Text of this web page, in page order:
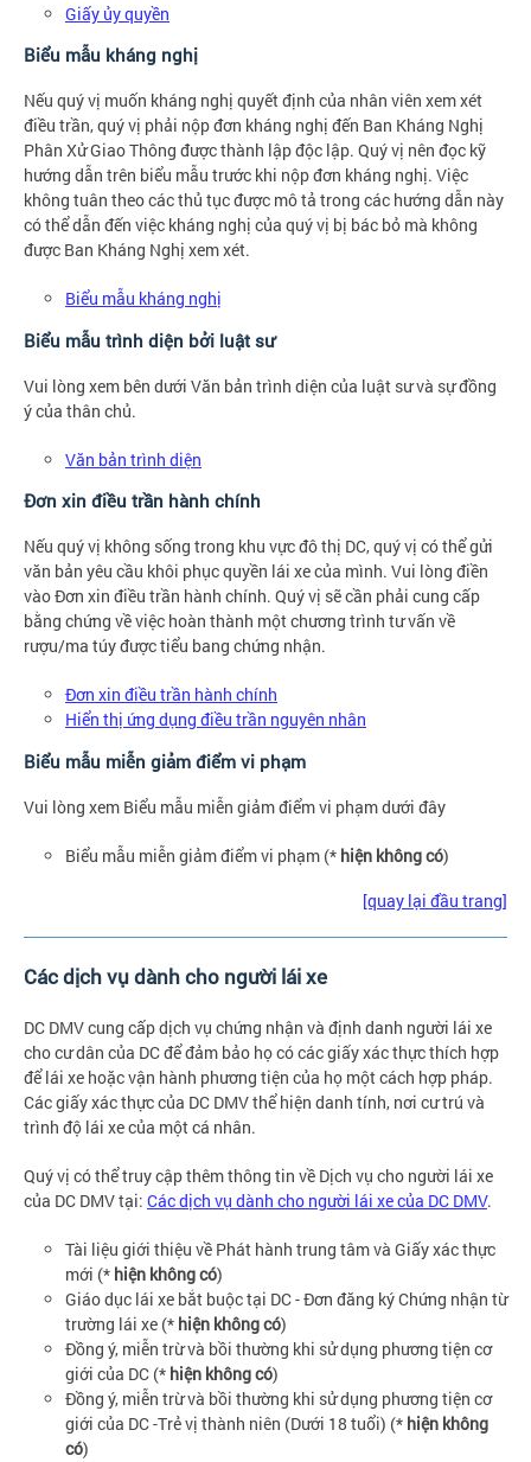
Giấy ủy quyền
Biểu mẫu kháng nghị
Nếu quý vị muốn kháng nghị quyết định của nhân viên xem xét
điều trần, quý vị phải nộp đơn kháng nghị đến Ban Kháng Nghị
Phân Xử Giao Thông được thành lập độc lập. Quý vị nên đọc kỹ
hướng dẫn trên biểu mẫu trước khi nộp đơn kháng nghị. Việc
không tuân theo các thủ tục được mô tả trong các hướng dẫn này
có thể dẫn đến việc kháng nghị của quý vị bị bác bỏ mà không
được Ban Kháng Nghị xem xét.
Biểu mẫu kháng nghị
Biểu mẫu trình diện bởi luật sư
Vui lòng xem bên dưới Văn bản trình diện của luật sư và sự đồng
ý của thân chủ.
Văn bản trình diện
Đơn xin điều trần hành chính
Nếu quý vị không sống trong khu vực đô thị DC, quý vị có thể gửi
văn bản yêu cầu khôi phục quyền lái xe của mình. Vui lòng điền
vào Đơn xin điều trần hành chính. Quý vị sẽ cần phải cung cấp
bằng chứng về việc hoàn thành một chương trình tư vấn về
rượu/ma túy được tiểu bang chứng nhận.
Đơn xin điều trần hành chính
Hiển thị ứng dụng điều trần nguyên nhân
Biểu mẫu miễn giảm điểm vi phạm
Vui lòng xem Biểu mẫu miễn giảm điểm vi phạm dưới đây
Biểu mẫu miễn giảm điểm vi phạm (* hiện không có)
[quay lại đầu trang]
Các dịch vụ dành cho người lái xe
DC DMV cung cấp dịch vụ chứng nhận và định danh người lái xe
cho cư dân của DC để đảm bảo họ có các giấy xác thực thích hợp
để lái xe hoặc vận hành phương tiện của họ một cách hợp pháp.
Các giấy xác thực của DC DMV thể hiện danh tính, nơi cư trú và
trình độ lái xe của một cá nhân.
Quý vị có thể truy cập thêm thông tin về Dịch vụ cho người lái xe
của DC DMV tại: Các dịch vụ dành cho người lái xe của DC DMV.
Tài liệu giới thiệu về Phát hành trung tâm và Giấy xác thực
mới (* hiện không có)
Giáo dục lái xe bắt buộc tại DC - Đơn đăng ký Chứng nhận từ
trường lái xe (* hiện không có)
Đồng ý, miễn trừ và bồi thường khi sử dụng phương tiện cơ
giới của DC (* hiện không có)
Đồng ý, miễn trừ và bồi thường khi sử dụng phương tiện cơ
giới của DC -Trẻ vị thành niên (Dưới 18 tuổi) (* hiện không
có)